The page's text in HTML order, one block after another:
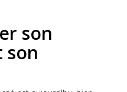
son
son